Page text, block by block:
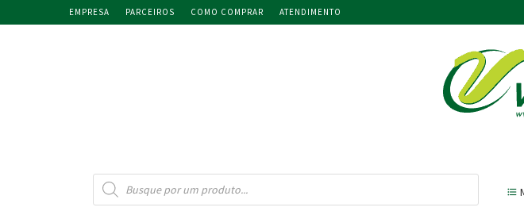
EMPRESA PARCEIROS COMO COMPRAR ATENDIMENTO
PESQUISAR
PRODUTOS format_list_bulleted